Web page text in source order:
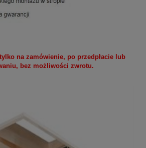
na zamówienie, po przedpłacie lub
bez możliwości zwrotu.